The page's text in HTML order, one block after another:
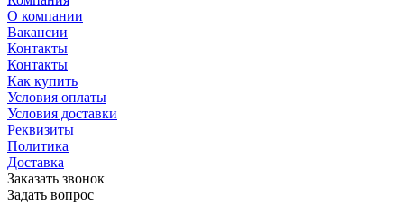
О компании
Вакансии
Контакты
Контакты
Как купить
Условия оплаты
Условия доставки
Реквизиты
Политика
Доставка
Заказать звонок
Задать вопрос